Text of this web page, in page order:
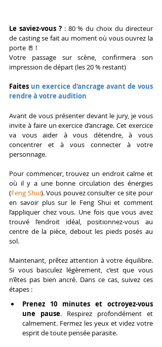
Le saviez-vous ? : 80 % du choix du directeur
de casting se fait au moment où vous ouvrez la
porte 🚪 !
Votre passage sur scène, confirmera son
impression de départ (les 20 % restant)
Faites un exercice d'ancrage avant de vous
rendre à votre audition
Avant de vous présenter devant le jury, je vous
invite à faire un exercice d’ancrage. Cet exercice
va vous aider à vous détendre, à vous
concentrer et à vous connecter à votre
personnage.
Pour commencer, trouvez un endroit calme et
où il y a une bonne circulation des énergies
(Feng Shui). Vous pouvez consulter ce site pour
en savoir plus sur le Feng Shui et comment
l’appliquer chez vous. Une fois que vous avez
trouvé l’endroit idéal, positionnez-vous au
centre de la pièce, debout les pieds posés au
sol.
Maintenant, prêtez attention à votre équilibre.
Si vous basculez légèrement, c’est que vous
n’êtes pas bien ancré. Dans ce cas, suivez ces
étapes :
Prenez 10 minutes et octroyez-vous
une pause. Respirez profondément et
calmement. Fermez les yeux et videz votre
esprit de toute pensée parasite.